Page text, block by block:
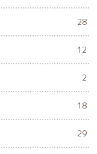
28
12
2
18
29